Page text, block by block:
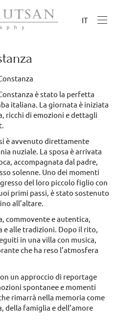
IT
è stato la perfetta
italiana. La giornata è iniziata
ricchi di emozioni e dettagli
è avvenuto direttamente
nuziale. La sposa è arrivata
accompagnata dal padre,
solenne. Uno dei momenti
del loro piccolo figlio con
primi passi, è stato sostenuto
all’altare.
commovente e autentica,
alle tradizioni. Dopo il rito,
in una villa con musica,
che ha reso l’atmosfera
un approccio di reportage
spontanee e momenti
rimarrà nella memoria come
della famiglia e dell’amore